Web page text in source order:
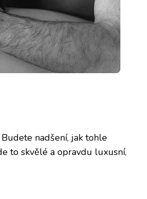
nadšení, jak tohle
to skvělé a opravdu luxusní,